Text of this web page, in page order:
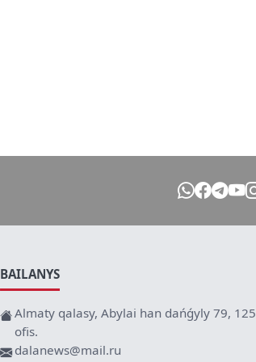
BAILANYS
Almaty qalasy, Abylai han dańǵyly 79, 125
ofis.
dalanews@mail.ru